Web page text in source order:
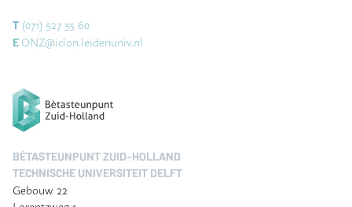
T (071) 527 35 60
E ONZ@iclon.leidenuniv.nl
BÈTASTEUNPUNT ZUID-HOLLAND
TECHNISCHE UNIVERSITEIT DELFT
Gebouw 22